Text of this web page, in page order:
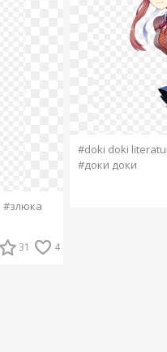
#злюка
31 4
#doki doki
#доки доки